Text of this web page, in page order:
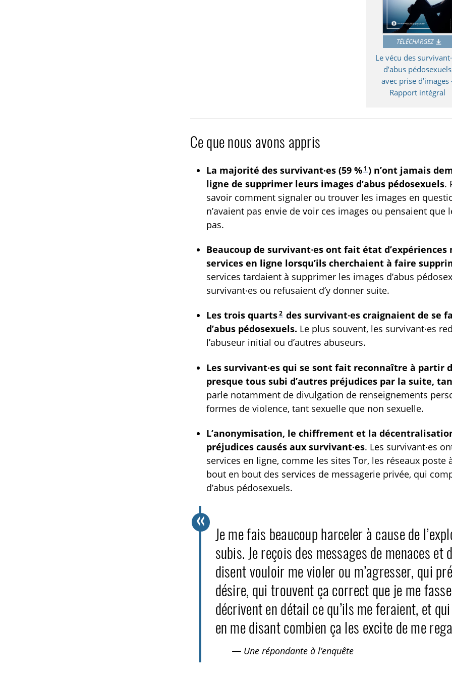
TÉLÉCHARGEZ
Le vécu des
d’abus pédosexuels
avec prise d’images
Rapport intégral
Ce que nous avons appris
La majorité des survivant·es (59 % 1 ) n’ont jamais
ligne de supprimer leurs images d’abus pédosexuels.
savoir comment signaler ou trouver les images en
n’avaient pas envie de voir ces images ou pensaient
pas.
Beaucoup de survivant·es ont fait état
services en ligne lorsqu’ils cherchaient à faire
services tardaient à supprimer les images d’abus
survivant·es ou refusaient d’y donner suite.
Les trois quarts2 des survivant·es craignaient de se
d’abus pédosexuels. Le plus souvent, les survivant·es
l’abuseur initial ou d’autres abuseurs.
Les survivant·es qui se sont fait reconnaître à partir
presque tous subi d’autres préjudices par la suite,
parle notamment de divulgation de renseignements
formes de violence, tant sexuelle que non sexuelle.
L’anonymisation, le chiffrement et la
préjudices causés aux survivant·es. Les survivant·es
services en ligne, comme les sites Tor, les réseaux
bout en bout des services de messagerie privée, qui
d’abus pédosexuels.
Je me fais beaucoup harceler à cause de
subis. Je reçois des messages de menaces
disent vouloir me violer ou m’agresser, qui
désire, qui trouvent ça correct que je me
décrivent en détail ce qu’ils me feraient, et
en me disant combien ça les excite de me
— Une répondante à l’enquête